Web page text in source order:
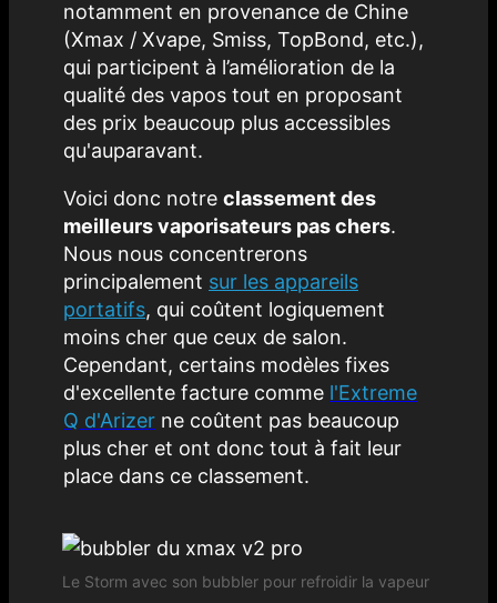
notamment en provenance de Chine
(Xmax / Xvape, Smiss, TopBond, etc.),
qui participent à l’amélioration de la
qualité des vapos tout en proposant
des prix beaucoup plus accessibles
qu'auparavant.
Voici donc notre classement des
meilleurs vaporisateurs pas chers.
Nous nous concentrerons
principalement sur les appareils
portatifs, qui coûtent logiquement
moins cher que ceux de salon.
Cependant, certains modèles fixes
d'excellente facture comme l'Extreme
Q d'Arizer ne coûtent pas beaucoup
plus cher et ont donc tout à fait leur
place dans ce classement.
Le Storm avec son bubbler pour refroidir la vapeur